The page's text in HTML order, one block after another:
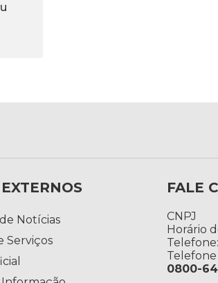
Notícias
Serviços
FALE
CNPJ
Horário
Telefone:
0800-